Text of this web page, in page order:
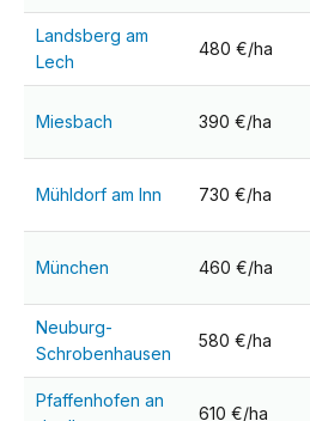
Landsberg am
Lech
480 €/ha
Miesbach 390 €/ha
Mühldorf am Inn 730 €/ha
München 460 €/ha
Neuburg-
Schrobenhausen
580 €/ha
Pfaffenhofen an
610 €/ha